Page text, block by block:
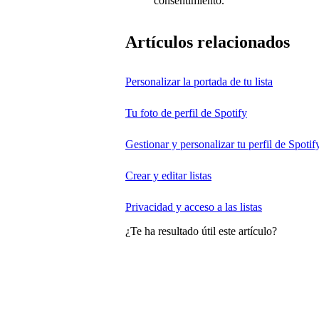
Artículos relacionados
Personalizar la portada de tu lista
Tu foto de perfil de Spotify
Gestionar y personalizar tu perfil de
Crear y editar listas
Privacidad y acceso a las listas
¿Te ha resultado útil este artículo?